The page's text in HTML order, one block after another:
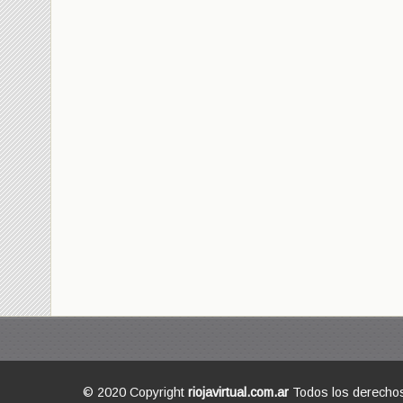
© 2020 Copyright riojavirtual.com.ar Todos los